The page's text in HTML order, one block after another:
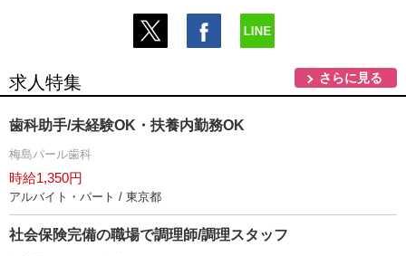
求人特集 さらに見る
歯科助手/未経験OK・扶養内勤務OK
梅島パール歯科
時給1,350円
アルバイト・パート / 東京都
社会保険完備の職場で調理師/調理スタッフ